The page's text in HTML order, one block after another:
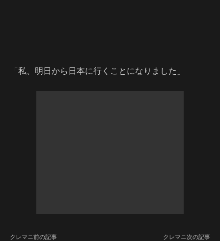
「私、明日から日本に行くことになりました」
クレマニ前の記事 クレマニ次の記事